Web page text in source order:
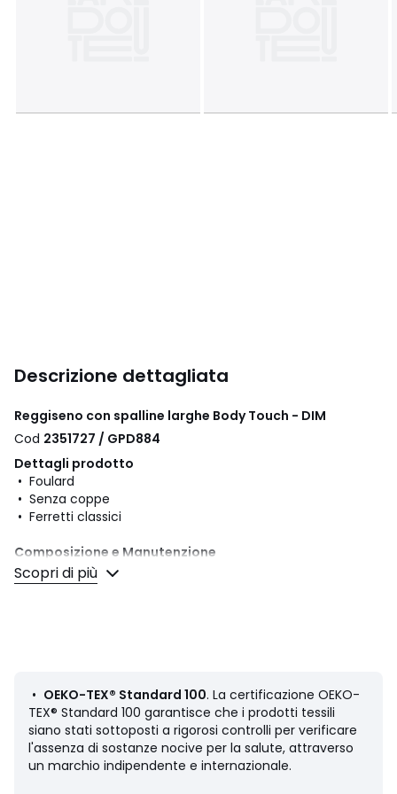
Descrizione dettagliata
Reggiseno con spalline larghe Body Touch - DIM
Cod 2351727 / GPD884
Dettagli prodotto
• Foulard
• Senza coppe
• Ferretti classici
Composizione e Manutenzione
• 80% poliammide, 20% elastan
• Per la manutenzione, si prega di fare riferimento alle
Scheda prodotto relativa alle qualità e caratteristiche
ambientali
• Origine della fabbricazione (tessitura, tintura, stampa):
Cina
Scopri di più
• OEKO-TEX® Standard 100. La certificazione OEKO-
TEX® Standard 100 garantisce che i prodotti tessili
siano stati sottoposti a rigorosi controlli per verificare
l'assenza di sostanze nocive per la salute, attraverso
un marchio indipendente e internazionale.